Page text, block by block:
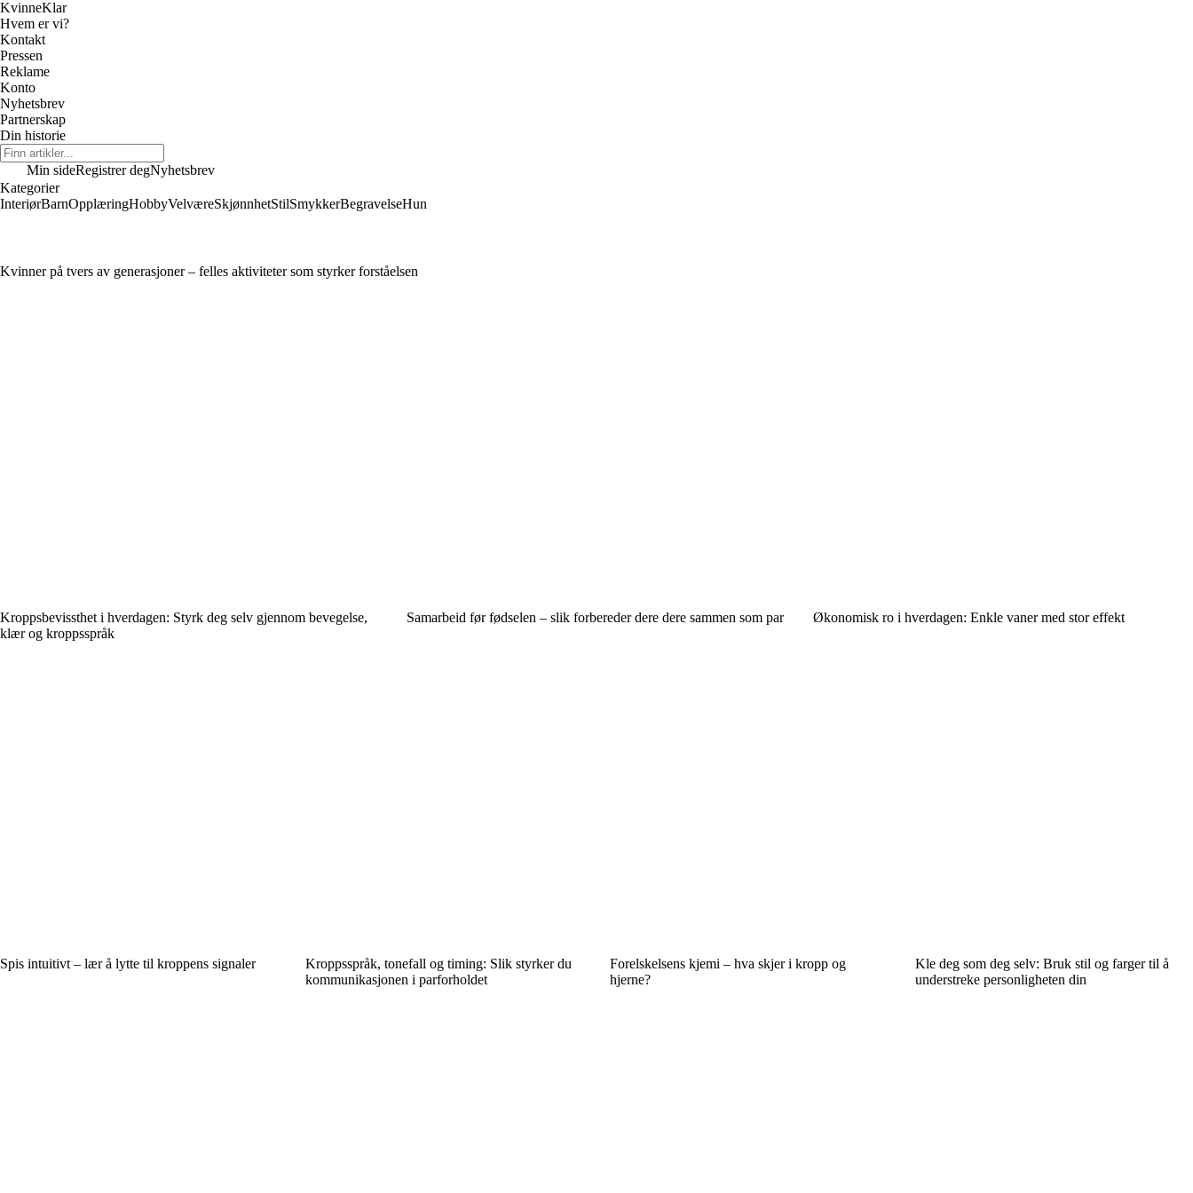
KvinneKlar
Hvem er vi?
Kontakt
Pressen
Reklame
Konto
Nyhetsbrev
Partnerskap
Din historie
Min sideRegistrer degNyhetsbrev
Kategorier
InteriørBarnOpplæringHobbyVelværeSkjønnhetStilSmykkerBegravelseHun
Kvinner på tvers av generasjoner – felles aktiviteter som styrker forståelsen
Kroppsbevissthet i hverdagen: Styrk deg selv gjennom bevegelse,
klær og kroppsspråk
Samarbeid før fødselen – slik forbereder dere dere sammen som par Økonomisk ro i hverdagen: Enkle vaner med stor effekt
Spis intuitivt – lær å lytte til kroppens signaler
Kroppsspråk, tonefall og timing: Slik styrker du
kommunikasjonen i parforholdet
Forelskelsens kjemi – hva skjer i kropp og
hjerne?
Kle deg som deg selv: Bruk stil og farger til å
understreke personligheten din